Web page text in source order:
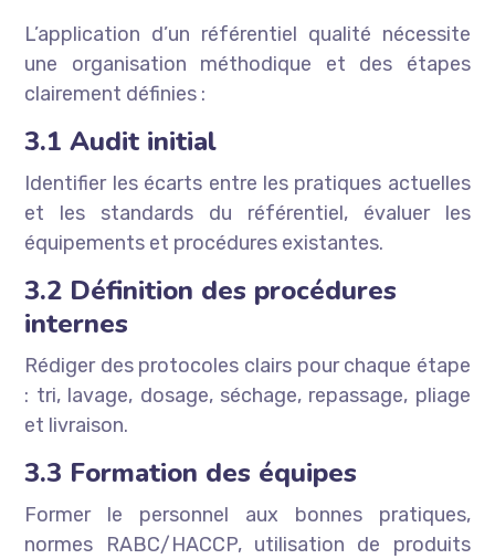
L’application d’un référentiel qualité nécessite
une organisation méthodique et des étapes
clairement définies :
3.1 Audit initial
Identifier les écarts entre les pratiques actuelles
et les standards du référentiel, évaluer les
équipements et procédures existantes.
3.2 Définition des procédures
internes
Rédiger des protocoles clairs pour chaque étape
: tri, lavage, dosage, séchage, repassage, pliage
et livraison.
3.3 Formation des équipes
Former le personnel aux bonnes pratiques,
normes RABC/HACCP, utilisation de produits